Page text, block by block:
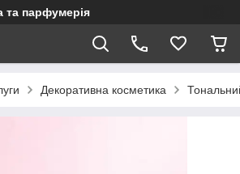
та парфумерія
Декоративна косметика